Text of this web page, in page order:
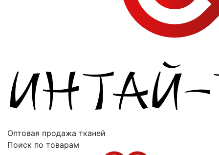
Оптовая продажа тканей
Поиск по товарам